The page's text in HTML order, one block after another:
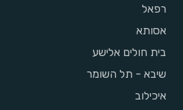
רפאל
אסותא
בית חולים אלישע
שיבא - תל השומר
איכילוב